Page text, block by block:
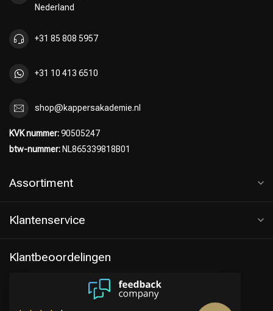
Nederland
+31 85 808 5957
+31 10 413 6510
shop@kappersakademie.nl
KVK nummer:90505247
btw-nummer: NL865339818B01
Assortiment
Klantenservice
Klantbeoordelingen